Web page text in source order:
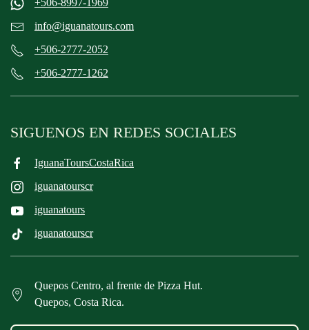
info@iguanatours.com
+506-2777-2052
+506-2777-1262
SIGUENOS EN REDES SOCIALES
IguanaToursCostaRica
iguanatourscr
iguanatours
iguanatourscr
Quepos Centro, al frente de Pizza Hut.
Quepos, Costa Rica.